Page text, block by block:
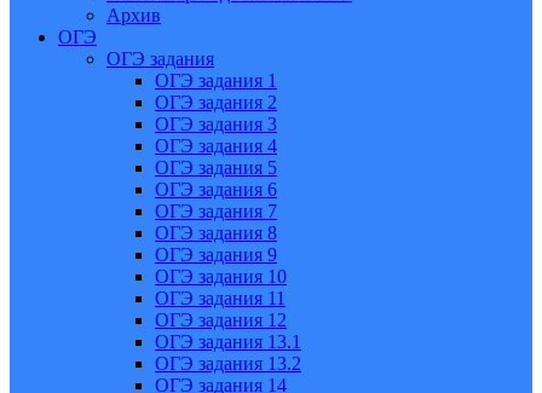
Архив
ОГЭ
ОГЭ задания
ОГЭ задания 1
ОГЭ задания 2
ОГЭ задания 3
ОГЭ задания 4
ОГЭ задания 5
ОГЭ задания 6
ОГЭ задания 7
ОГЭ задания 8
ОГЭ задания 9
ОГЭ задания 10
ОГЭ задания 11
ОГЭ задания 12
ОГЭ задания 13.1
ОГЭ задания 13.2
ОГЭ задания 14